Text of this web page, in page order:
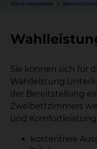
Klinikwegweiser
Sie können sich für
Wahlleistung
der Bereitstellung
Zweibettzimmers
und
kostenfreie